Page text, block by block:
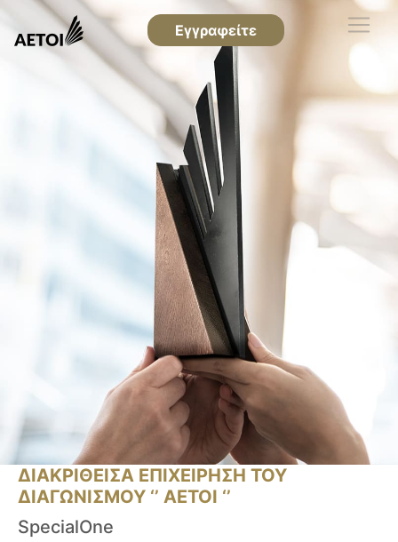
Εγγραφείτε
ΔΙΑΚΡΙΘΕΙΣΑ ΕΠΙΧΕΙΡΗΣΗ ΤΟΥ
ΔΙΑΓΩΝΙΣΜΟΥ ‘’ ΑΕΤΟΙ ‘’
SpecialOne